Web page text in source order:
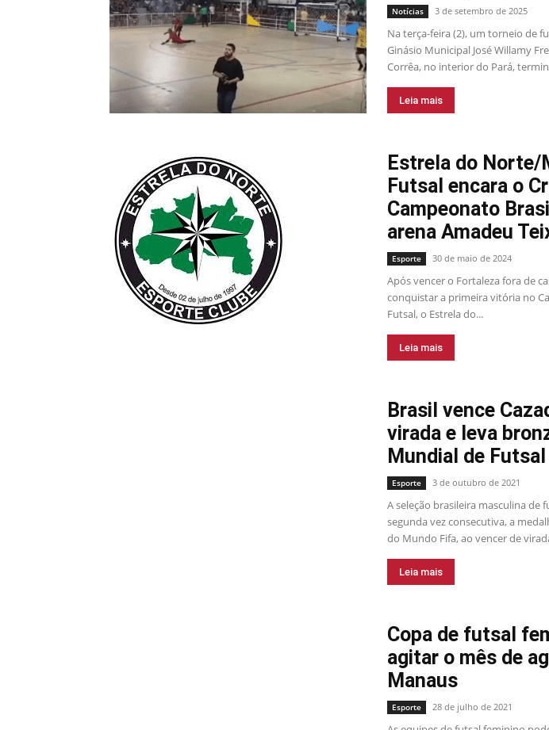
Notícias 3 de setembro de 2025
Na terça-feira (2), um torneio de
Ginásio Municipal José Willamy
Corrêa, no interior do Pará,
Leia mais
Estrela do Norte/
Futsal encara o
Campeonato
arena Amadeu
Esporte 30 de maio de 2024
Após vencer o Fortaleza fora de
conquistar a primeira vitória no
Futsal, o Estrela do...
Leia mais
Brasil vence
virada e leva
Mundial de Futsal
Esporte 3 de outubro de 2021
A seleção brasileira masculina de
segunda vez consecutiva, a
do Mundo Fifa, ao vencer de
Leia mais
Copa de futsal
agitar o mês de
Manaus
Esporte 28 de julho de 2021